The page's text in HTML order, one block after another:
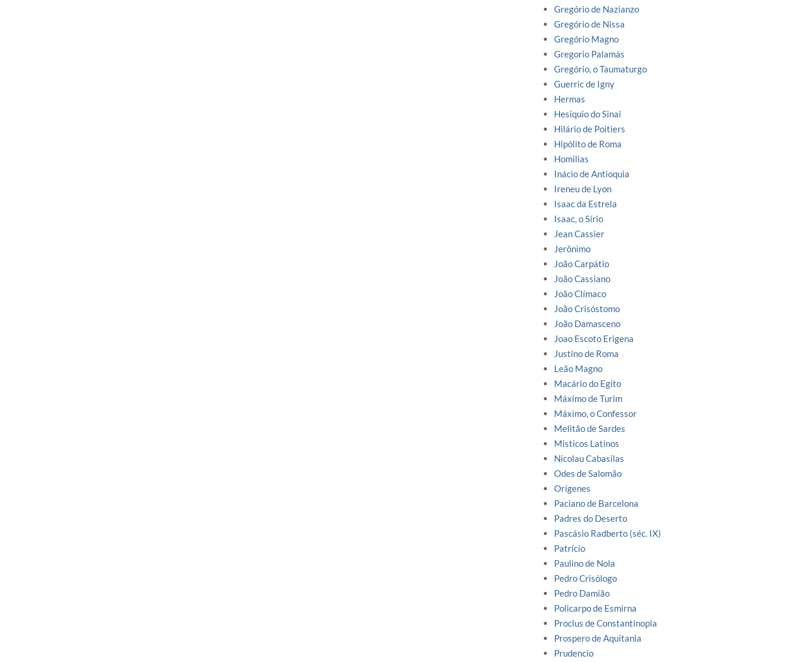
Gregório de Nazianzo
Gregório de Nissa
Gregório Magno
Gregorio Palamàs
Gregório, o Taumaturgo
Guerric de Igny
Hermas
Hesiquio do Sinai
Hilário de Poitiers
Hipólito de Roma
Homilias
Inácio de Antioquia
Ireneu de Lyon
Isaac da Estrela
Isaac, o Sírio
Jean Cassier
Jerônimo
João Carpátio
João Cassiano
João Clímaco
João Crisóstomo
João Damasceno
Joao Escoto Erigena
Justino de Roma
Leão Magno
Macário do Egito
Máximo de Turim
Máximo, o Confessor
Melitão de Sardes
Misticos Latinos
Nicolau Cabasilas
Odes de Salomão
Orígenes
Paciano de Barcelona
Padres do Deserto
Pascásio Radberto (séc. IX)
Patrício
Paulino de Nola
Pedro Crisólogo
Pedro Damião
Policarpo de Esmirna
Proclus de Constantinopla
Prospero de Aquitania
Prudencio